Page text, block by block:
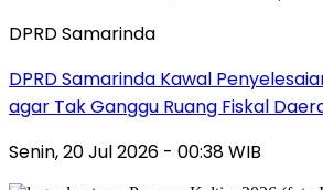
DPRD Samarinda
DPRD Samarinda Kawal
agar Tak Ganggu Ruang Fiskal
Senin, 20 Jul 2026 - 00:38 WIB